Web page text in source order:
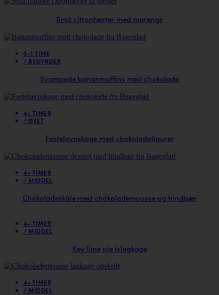
Små citrontærter med marengs
0-1 TIME
/ BEGYNDER
Svampede bananmuffins med chokolade
4+ TIMER
/ ØVET
Fastelavnskage med chokoladefigurer
4+ TIMER
/ MIDDEL
Chokoladeskåle med chokolademousse og hindbær
4+ TIMER
/ MIDDEL
Key lime pie islagkage
4+ TIMER
/ MIDDEL